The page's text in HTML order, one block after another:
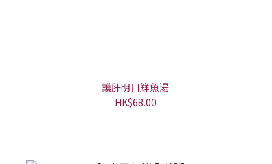
護肝明目鮮魚湯
HK$68.00